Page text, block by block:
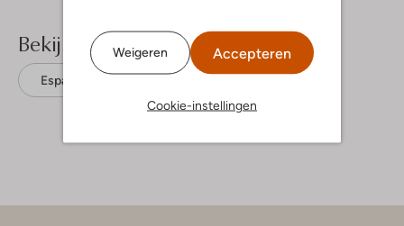
Weigeren Accepteren
Cookie-instellingen
Bekijk meer
Espadrilles